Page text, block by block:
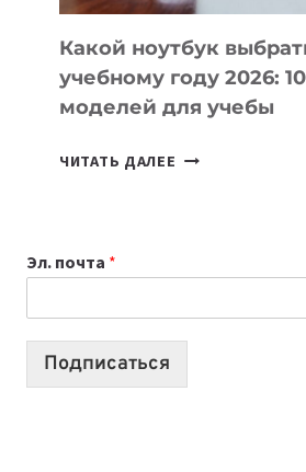
КОДА
Какой ноутбук
учебному году 2026:
моделей для учебы
ЧИТАТЬ ДАЛЕЕ КАКОЙ
2026:
10
Эл. почта *
Подписаться